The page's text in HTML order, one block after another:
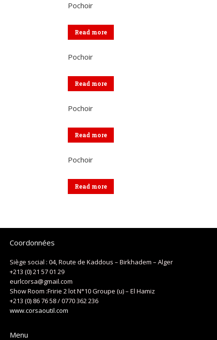
Pochoir
Read more
Pochoir
Read more
Pochoir
Read more
Pochoir
Read more
Coordonnées
Siège social : 04, Route de Kaddous – Birkhadem – Alger
+213 (0) 21 57 01 29
eurlcorsa@gmail.com
Show Room :Fririe 2 lot N°10 Groupe (u) – El Hamiz
+213 (0) 86 76 58 / 0770 362 236
www.corsaoutil.com
Menu